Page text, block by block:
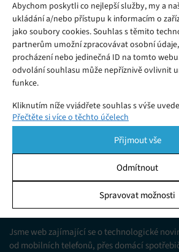
Abychom poskytli co nejlepší služby, my a
ukládání a/nebo přístupu k informacím o
jako soubory cookies. Souhlas s těmito
partnerům umožní zpracovávat osobní
procházení nebo jedinečná ID na tomto
odvolání souhlasu může nepříznivě ovlivnit
funkce.
Kliknutím níže vyjádřete souhlas s výše
podrobnější rozhodnutí. Vaše volby budou
pomocí přepínačů v Zásadách cookies nebo
Spravovat souhlas ve spodní části obrazovky.
Ukládání a/nebo přístup k informacím v
publiku prostřednictvím statistik nebo
různých zdrojů.
Přečtěte si více o těchto účelech
Přijmout vše
Odmítnout
Spravovat možnosti
cílem odhalit potenciální druhou Zemi.
nalezeno přibližně 5 000 exoplanet, ale
žádná planeta velikosti Země v
podobných Slunci. Projekt Earth 2.0 neboli
Šanghajská astronomická observatoř
Seřizování
dalekohledu je již
uveden do provozu
Pondělí 25. 04. 2022
Jsme web zajímající se o technologické
od mobilních telefonů, přes domácí